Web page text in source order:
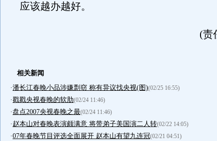
应该越办越好。
(责
相关新闻
·潘长江春晚小品涉嫌剽窃 称有异议找央视(图)(02/25 16:55)
·戳戳央视春晚的软肋(02/24 11:46)
·盘点2007央视春晚之最(02/24 11:46)
·赵本山对春晚表演颇满意 将带弟子美国演二人转(02/22 14:05)
·07年春晚节目评选全面展开 赵本山有望九连冠(02/21 04:51)